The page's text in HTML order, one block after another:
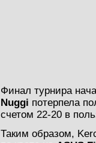
Финал турнира
Nuggi потерпела
счетом 22-20 в
Таким образом,